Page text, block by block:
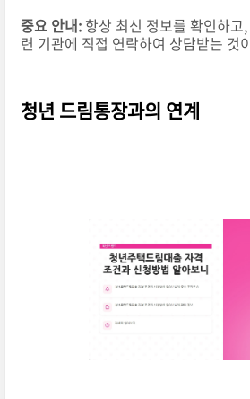
중요 안내:항상 최신 정보를 확인하고
련 기관에 직접 연락하여 상담받는 것
청년 드림통장과의 연계